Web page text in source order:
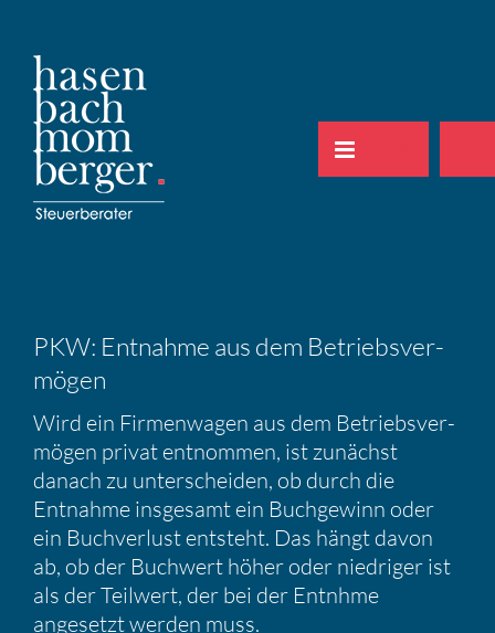
springen
PKW: Entnahme aus dem Betriebs­ver­
mögen
Wird ein Firmen­wagen aus dem Betriebs­ver­
mögen privat entnommen, ist zunächst
danach zu unter­scheiden, ob durch die
Entnahme insge­samt ein Buchge­winn oder
ein Buchver­lust entsteht. Das hängt davon
ab, ob der Buchwert höher oder niedriger ist
als der Teilwert, der bei der Entnhme
angesetzt werden muss.